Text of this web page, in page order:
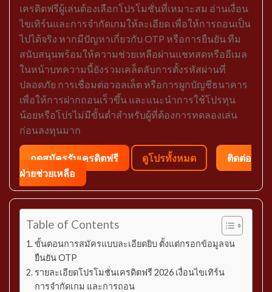
เครดิตฟรีผู้เล่นต้องเลือกโปรโมชั่นที่เหมาะสม อ่านเงื่อน
ไขเทิร์นและการจำกัดเกมให้ละเอียด เพื่อให้การถอนเป็น
ไปได้จริง หากมีปัญหาเกี่ยวกับ OTP หรือการยืนยัน ทีม
สนับสนุนพร้อมให้ความช่วยเหลือผ่านแชทสดหรืออีเมล
ในหน้าบทความนี้ยังรวมเคล็ดลับการตั้งรหัสผ่านที่
ปลอดภัย การเชื่อมต่อวอลเล็ต หรือการผูกบัญชีธนาคาร
เพื่อให้การฝากถอนเร็วขึ้น และแนะนำการใช้โปรทุน
น้อยหรือโปรไม่มีขั้นต่ำสำหรับผู้ที่ต้องการทดลองเล่น
ก่อนลงทุนมาก
กดสมัครรับเครดิตฟรี ดูโปรทั้งหมด
ติดต่อ
ฝ่ายช่วยเหลือ
Table of Contents
ขั้นตอนการสมัครแบบละเอียดยิบ ตั้งแต่กรอกข้อมูลจน
ยืนยัน OTP
รายละเอียดโปรโมชั่นเครดิตฟรี 2026 เงื่อนไขเทิร์น
การจำกัดเกม และการถอน